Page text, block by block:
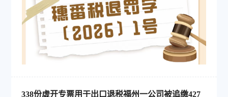
338份虚开专票用于出口退税福州一公司被追缴427